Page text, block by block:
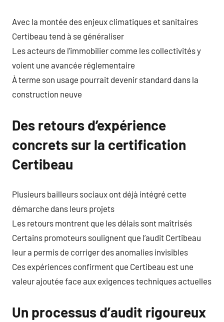
Avec la montée des enjeux climatiques et sanitaires
Certibeau tend à se généraliser
Les acteurs de l’immobilier comme les collectivités y
voient une avancée réglementaire
À terme son usage pourrait devenir standard dans la
construction neuve
Des retours d’expérience
concrets sur la certification
Certibeau
Plusieurs bailleurs sociaux ont déjà intégré cette
démarche dans leurs projets
Les retours montrent que les délais sont maîtrisés
Certains promoteurs soulignent que l’audit Certibeau
leur a permis de corriger des anomalies invisibles
Ces expériences confirment que Certibeau est une
valeur ajoutée face aux exigences techniques actuelles
Un processus d’audit rigoureux